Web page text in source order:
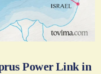
Power Link in